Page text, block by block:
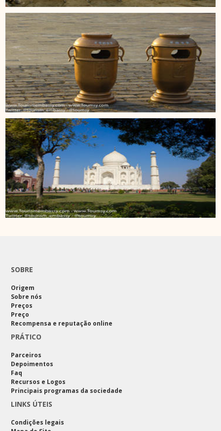
SOBRE
Origem
Sobre nós
Preços
Preço
Recompensa e reputação online
PRÁTICO
Parceiros
Depoimentos
Faq
Recursos e Logos
Principais programas da sociedade
LINKS ÚTEIS
Condições legais